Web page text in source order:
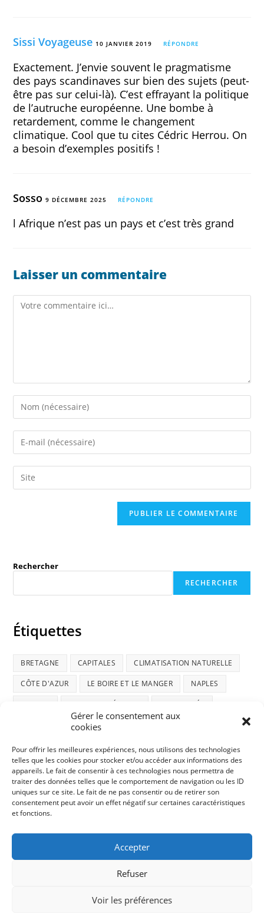
Gérer le consentement aux
cookies
Pour offrir les meilleures expériences, nous utilisons des technologies
telles que les cookies pour stocker et/ou accéder aux informations des
appareils. Le fait de consentir à ces technologies nous permettra de
traiter des données telles que le comportement de navigation ou les ID
uniques sur ce site. Le fait de ne pas consentir ou de retirer son
consentement peut avoir un effet négatif sur certaines caractéristiques
et fonctions.
Accepter
Refuser
Voir les préférences
Sissi Voyageuse 10 JANVIER 2019 RÉPONDRE
Exactement. J’envie souvent le pragmatisme
des pays scandinaves sur bien des sujets (peut-
être pas sur celui-là). C’est effrayant la politique
de l’autruche européenne. Une bombe à
retardement, comme le changement
climatique. Cool que tu cites Cédric Herrou. On
a besoin d’exemples positifs !
Sosso9 DÉCEMBRE 2025 RÉPONDRE
l Afrique n’est pas un pays et c’est très grand
Laisser un commentaire
Rechercher
RECHERCHER
Étiquettes
BRETAGNE CAPITALES CLIMATISATION NATURELLE
CÔTE D'AZUR LE BOIRE ET LE MANGER NAPLES
NOUVELLE-ZÉLANDE RANDONNÉE
ROAD-TRIP ÉCOSSAIS
TRUCS ET ASTUCES VENISE VIE DE CHAT
Politique de Cookies
© Tous droits réservés 2026